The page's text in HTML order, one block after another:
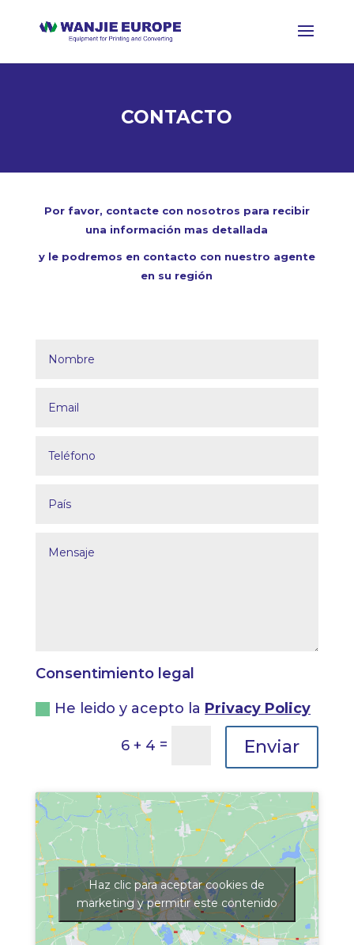
CONTACTO
Por favor, contacte con nosotros para recibir
una información mas detallada
y le podremos en contacto con nuestro agente
en su región
Consentimiento legal
He leido y acepto la Privacy Policy
6 + 4 = Enviar
Haz clic para aceptar cookies de
marketing y permitir este contenido